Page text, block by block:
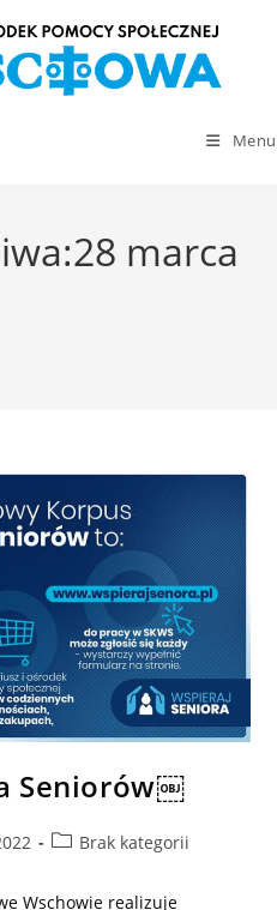
Menu
marca
Seniorów￼
PostBrak kategorii
Wschowie realizuje